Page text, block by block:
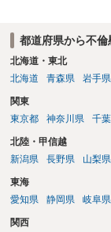
都道府県から不
北海道・東北
北海道
青森県 岩手県
関東
東京都
神奈川県 千
北陸・甲信越
新潟県
長野県 山梨県
東海
愛知県
静岡県 岐阜県
関西